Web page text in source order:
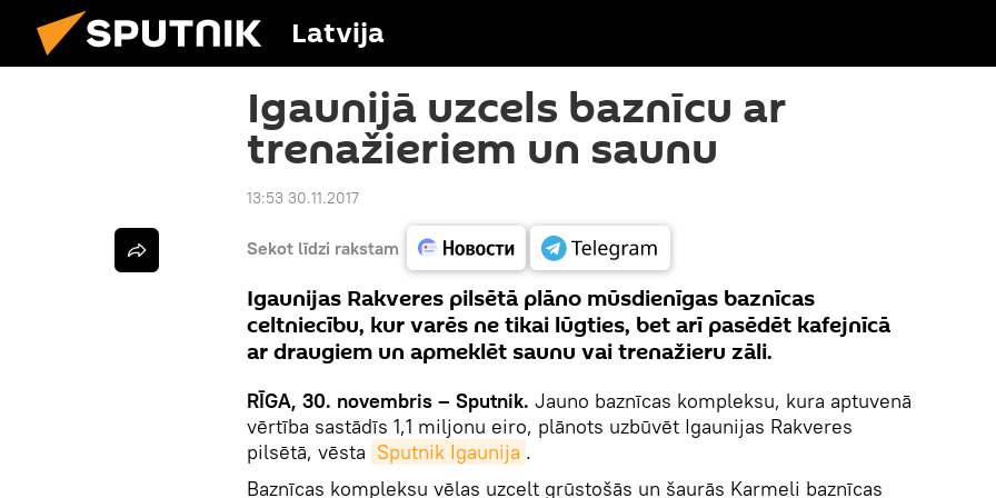
Latvija
Igaunijā uzcels baznīcu ar
trenažieriem un saunu
13:53 30.11.2017
Sekot līdzi rakstam
Igaunijas Rakveres pilsētā plāno mūsdienīgas baznīcas
celtniecību, kur varēs ne tikai lūgties, bet arī pasēdēt kafejnīcā
ar draugiem un apmeklēt saunu vai trenažieru zāli.
RĪGA, 30. novembris – Sputnik. Jauno baznīcas kompleksu, kura aptuvenā
vērtība sastādīs 1,1 miljonu eiro, plānots uzbūvēt Igaunijas Rakveres
pilsētā, vēsta Sputnik Igaunija .
Baznīcas kompleksu vēlas uzcelt grūstošās un šaurās Karmeli baznīcas